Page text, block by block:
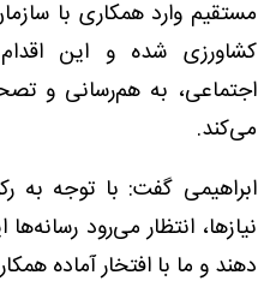
مستقیم وارد همکاری با
کشاورزی شده و این
اجتماعی، به هم‌رسانی و
می‌کند.
ابراهیمی گفت: با توجه به
نیازها، انتظار می‌رود
دهند و ما با افتخار آماده